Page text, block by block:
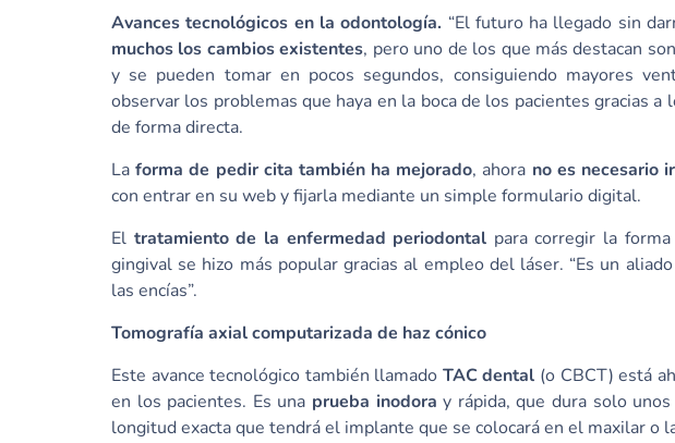
Avances tecnológicos en la odontología. “El futuro ha llegado sin
muchos los cambios existentes, pero uno de los que más destacan
y se pueden tomar en pocos segundos, consiguiendo mayores
observar los problemas que haya en la boca de los pacientes gracias
de forma directa.
Laforma de pedir cita también ha mejorado, ahora no es necesario
con entrar en su web y fijarla mediante un simple formulario digital.
El tratamiento de la enfermedad periodontal para corregir la
gingival se hizo más popular gracias al empleo del láser. “Es un
las encías”.
Tomografía axial computarizada de haz cónico
Este avance tecnológico también llamado TAC dental (o CBCT) está
en los pacientes. Es una prueba inodoray rápida, que dura solo
longitud exacta que tendrá el implante que se colocará en el maxilar o